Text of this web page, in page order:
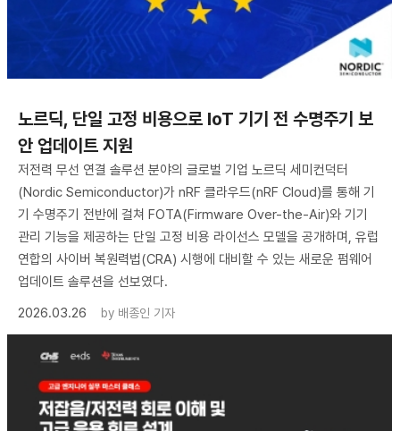
노르딕, 단일 고정 비용으로 IoT 기기 전 수명주기 보
안 업데이트 지원
저전력 무선 연결 솔루션 분야의 글로벌 기업 노르딕 세미컨덕터
(Nordic Semiconductor)가 nRF 클라우드(nRF Cloud)를 통해 기
기 수명주기 전반에 걸쳐 FOTA(Firmware Over-the-Air)와 기기
관리 기능을 제공하는 단일 고정 비용 라이선스 모델을 공개하며, 유럽
연합의 사이버 복원력법(CRA) 시행에 대비할 수 있는 새로운 펌웨어
업데이트 솔루션을 선보였다.
2026.03.26
by 배종인 기자